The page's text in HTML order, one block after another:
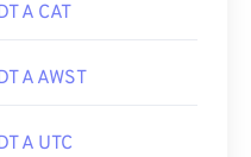
A CAT
A AWST
A UTC